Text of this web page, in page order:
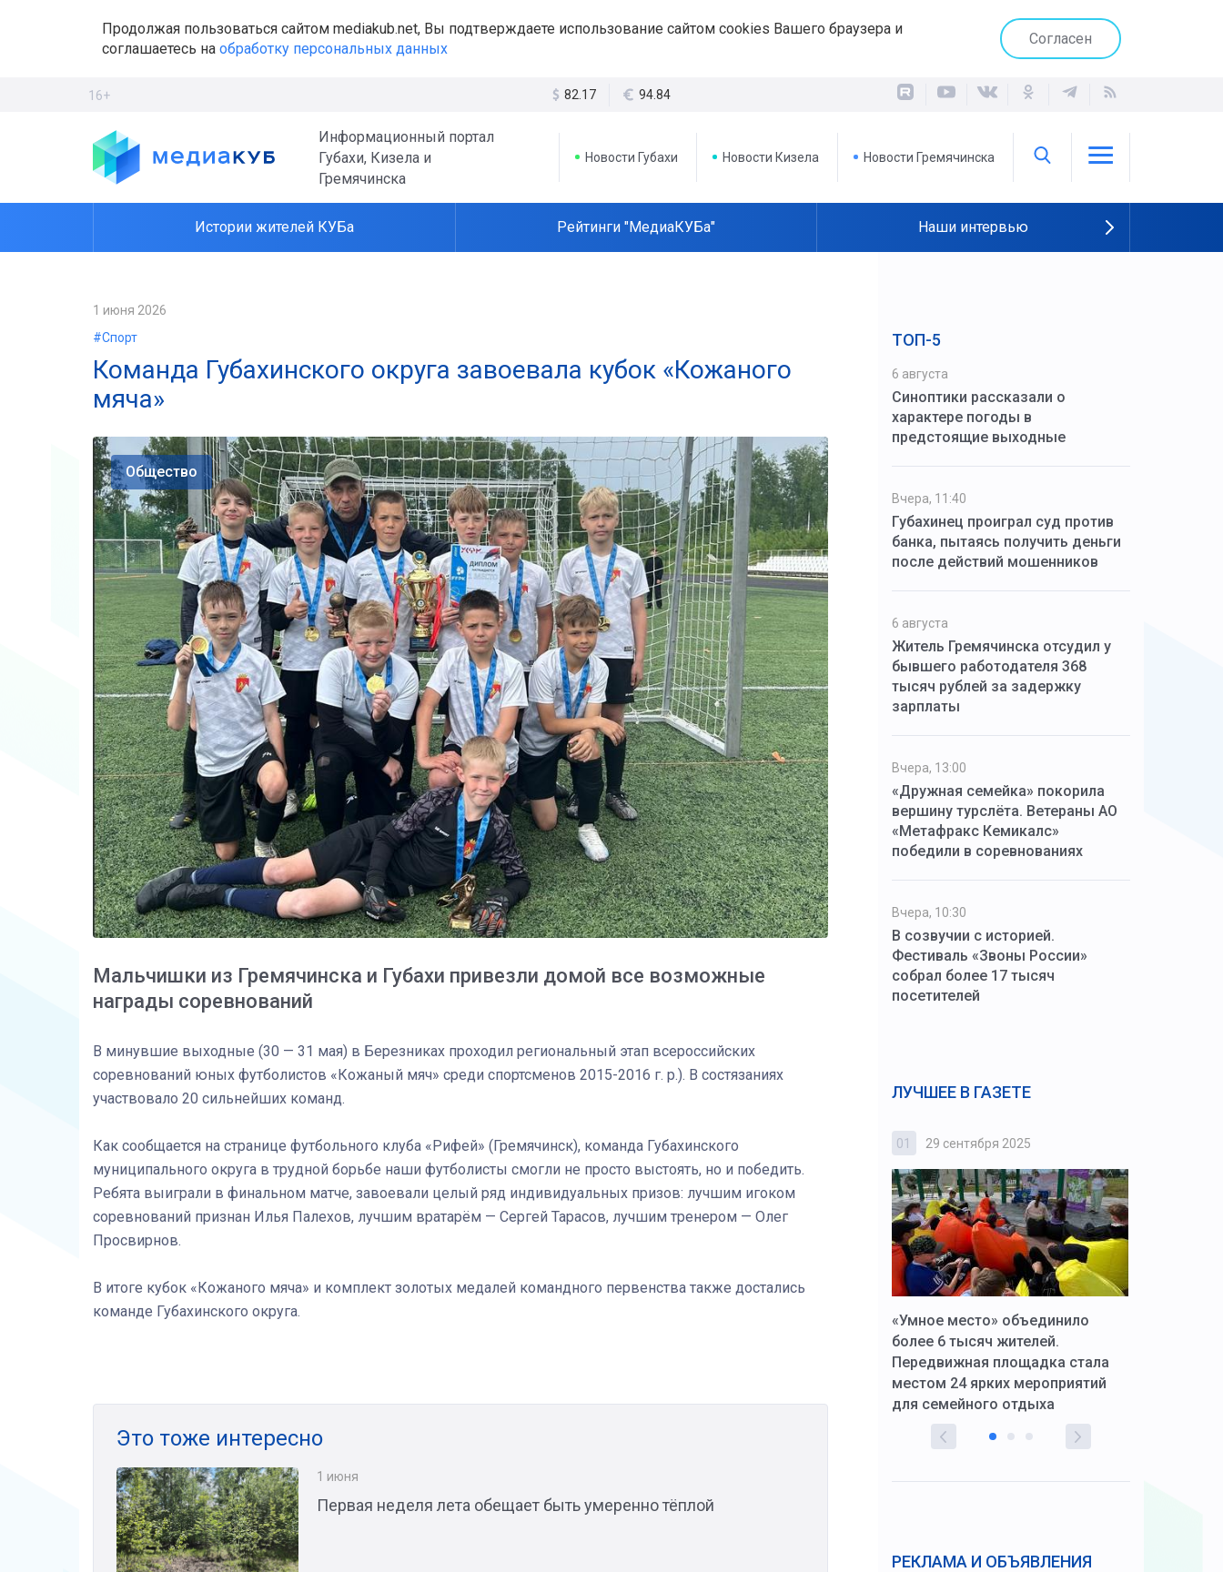
Продолжая пользоваться сайтом mediakub.net, Вы подтверждаете использование сайтом cookies Вашего браузера и
соглашаетесь на обработку персональных данных
Согласен
16+ 82.17 94.84
Информационный портал
Губахи, Кизела и
Гремячинска
Новости Губахи Новости Кизела Новости Гремячинска
Истории жителей КУБа Рейтинги "МедиаКУБа" Наши интервью
1 июня 2026
#Спорт
Команда Губахинского округа завоевала кубок «Кожаного
мяча»
Общество
Мальчишки из Гремячинска и Губахи привезли домой все возможные
награды соревнований
В минувшие выходные (30 — 31 мая) в Березниках проходил региональный этап всероссийских
соревнований юных футболистов «Кожаный мяч» среди спортсменов 2015-2016 г. р.). В состязаниях
участвовало 20 сильнейших команд.
Как сообщается на странице футбольного клуба «Рифей» (Гремячинск), команда Губахинского
муниципального округа в трудной борьбе наши футболисты смогли не просто выстоять, но и победить.
Ребята выиграли в финальном матче, завоевали целый ряд индивидуальных призов: лучшим игоком
соревнований признан Илья Палехов, лучшим вратарём — Сергей Тарасов, лучшим тренером — Олег
Просвирнов.
В итоге кубок «Кожаного мяча» и комплект золотых медалей командного первенства также достались
команде Губахинского округа.
Это тоже интересно
1 июня
Первая неделя лета обещает быть умеренно тёплой
ТОП-5
6 августа
Синоптики рассказали о
характере погоды в
предстоящие выходные
Вчера, 11:40
Губахинец проиграл суд против
банка, пытаясь получить деньги
после действий мошенников
6 августа
Житель Гремячинска отсудил у
бывшего работодателя 368
тысяч рублей за задержку
зарплаты
Вчера, 13:00
«Дружная семейка» покорила
вершину турслёта. Ветераны АО
«Метафракс Кемикалс»
победили в соревнованиях
Вчера, 10:30
В созвучии с историей.
Фестиваль «Звоны России»
собрал более 17 тысяч
посетителей
ЛУЧШЕЕ В ГАЗЕТЕ
03 4 октября 2025
мечту
01 29 сентября 2025
«Умное место» объединило
более 6 тысяч жителей.
Передвижная площадка стала
местом 24 ярких мероприятий
для семейного отдыха
РЕКЛАМА И ОБЪЯВЛЕНИЯ